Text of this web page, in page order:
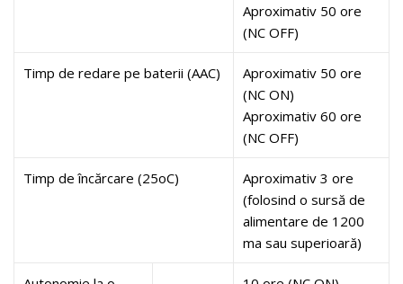
Aproximativ 50 ore
(NC OFF)
Timp de redare pe baterii (AAC)
Aproximativ 50 ore
(NC ON)
Aproximativ 60 ore
(NC OFF)
Timp de încărcare (25oC)
Aproximativ 3 ore
(folosind o sursă de
alimentare de 1200
ma sau superioară)